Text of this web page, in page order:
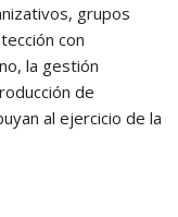
grupos
con
la gestión
de
al ejercicio de la